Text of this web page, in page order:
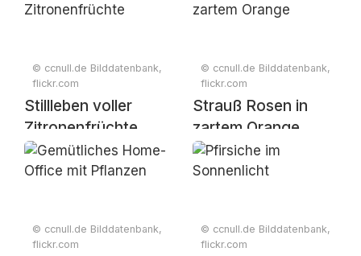
unter Wasser
aus der Box schaut
© ccnull.de Bilddatenbank,
flickr.com
Stillleben voller
Zitronenfrüchte
© ccnull.de Bilddatenbank,
flickr.com
Strauß Rosen in
zartem Orange
© ccnull.de Bilddatenbank,
flickr.com
© ccnull.de Bilddatenbank,
flickr.com